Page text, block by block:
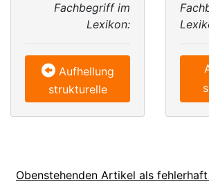
Fachbegriff im
Lexikon:
Aufhellung
strukturelle
Obenstehenden Artikel als